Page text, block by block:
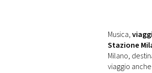
Musica,viaggi
Stazione
Milano,
viaggio